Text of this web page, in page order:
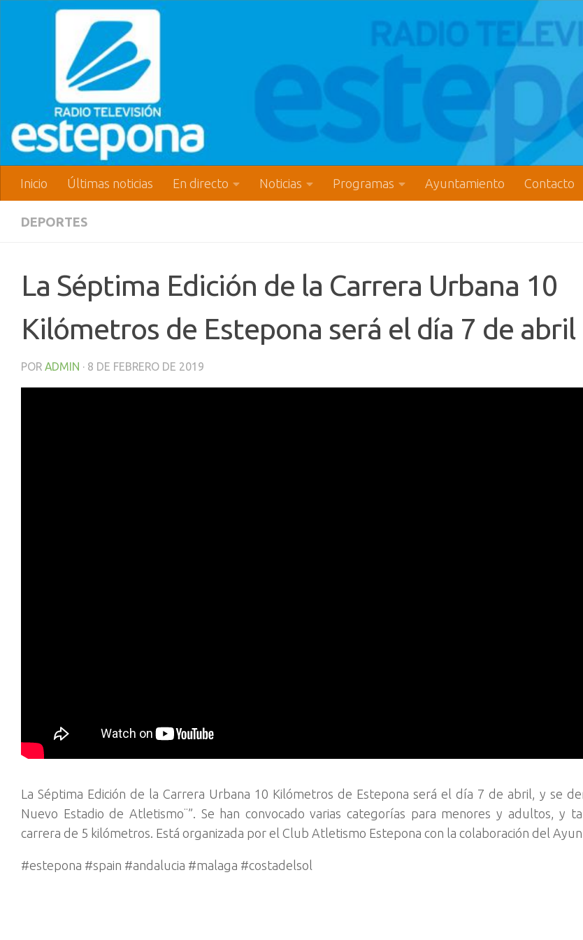
Inicio Últimas noticias En directo Noticias Programas Ayuntamiento Contacto
DEPORTES
La Séptima Edición de la Carrera Urbana 10
Kilómetros de Estepona será el día 7 de abril
POR ADMIN · 8 DE FEBRERO DE 2019
La Séptima Edición de la Carrera Urbana 10 Kilómetros de Estepona será el día 7 de abril, y se
Nuevo Estadio de Atletismo¨”. Se han convocado varias categorías para menores y adultos, y
carrera de 5 kilómetros. Está organizada por el Club Atletismo Estepona con la colaboración del
#estepona #spain #andalucia #malaga #costadelsol